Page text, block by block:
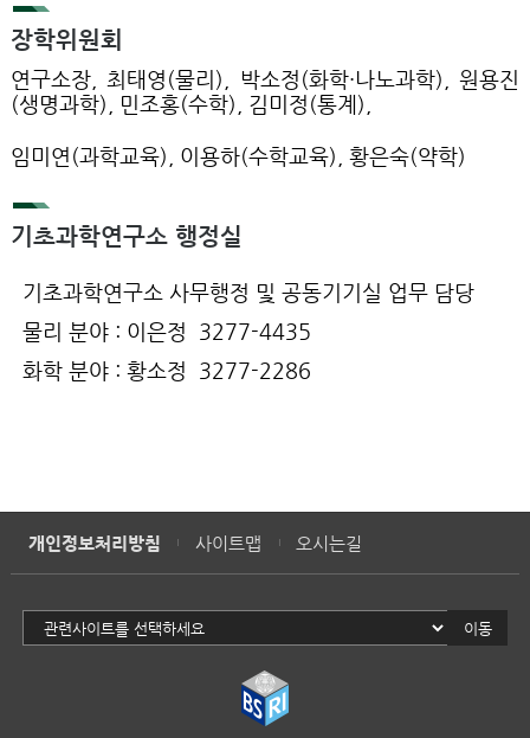
장학위원회
연구소장, 최태영(물리), 박소정(화학·나노과학), 원용진
(생명과학), 민조홍(수학), 김미정(통계),
임미연(과학교육), 이용하(수학교육), 황은숙(약학)
기초과학연구소 행정실
기초과학연구소 사무행정 및 공동기기실 업무 담당
물리 분야 : 이은정 3277-4435
화학 분야 : 황소정 3277-2286
개인정보처리방침 사이트맵 오시는길
이동